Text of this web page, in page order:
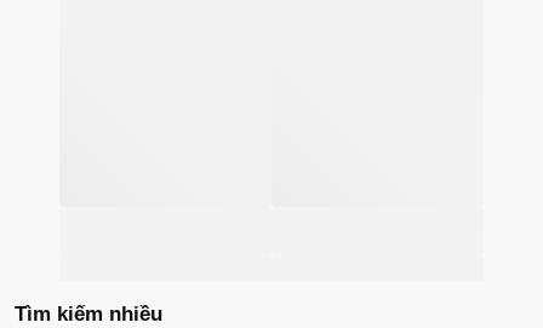
thể. Thành phần có trong các sản phẩm tân dược thường là
Tìm kiếm nhiều